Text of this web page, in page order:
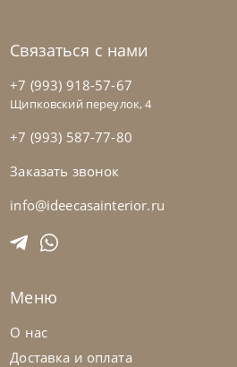
Nicolettihome
Кресло Molly
Связаться с нами
+7 (993) 918-57-67
Щипковский переулок, 4
+7 (993) 587-77-80
Заказать звонок
info@ideecasainterior.ru
Меню
О нас
Доставка и оплата